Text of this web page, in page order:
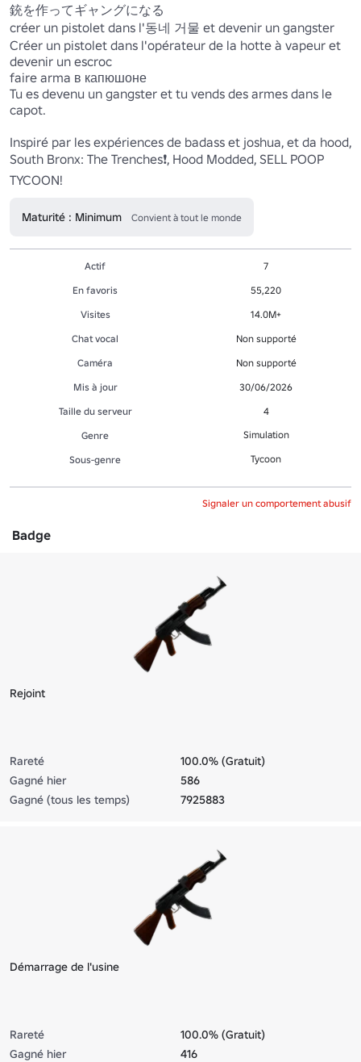
銃を作ってギャングになる
créer un pistolet dans l'동네 거물 et devenir un gangster
Créer un pistolet dans l'opérateur de la hotte à vapeur et
devenir un escroc
faire arma в капюшоне
Tu es devenu un gangster et tu vends des armes dans le
capot.
Inspiré par les expériences de badass et joshua, et da hood,
South Bronx: The Trenches❗, Hood Modded, SELL POOP
TYCOON!
Maturité : Minimum Convient à tout le monde
Actif
7
En favoris
55,220
Visites
14.0M+
Chat vocal
Non supporté
Caméra
Non supporté
Mis à jour
30/06/2026
Taille du serveur
4
Genre
Simulation
Sous-genre Tycoon
Signaler un comportement abusif
Badge
Rejoint
Rareté
100.0% (Gratuit)
Gagné hier
586
Gagné (tous les temps)
7925883
Démarrage de l'usine
Rareté
100.0% (Gratuit)
Gagné hier
416